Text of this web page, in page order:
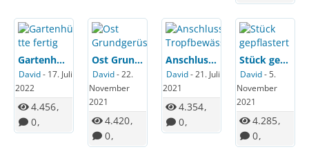
Gartenhütte fertig
David- 17. Juli
2022
4.456
0
Ost Grundgerüst
David-22.
November
2021
4.420
0
Anschluss Tropfbewässerung
David-21. Juli
2021
4.354
0
Stück gepflastert
David- 5.
November
2021
4.285
0